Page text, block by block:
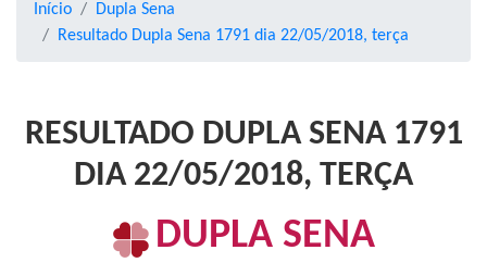
Início
Dupla Sena
Resultado Dupla Sena 1791 dia 22/05/2018, terça
RESULTADO DUPLA SENA 1791
DIA 22/05/2018, TERÇA
DUPLA SENA